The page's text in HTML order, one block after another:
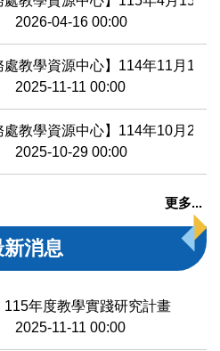
2026-04-16 00:00
處教學資源中心】114年11月10
2025-11-11 00:00
處教學資源中心】114年10月21
2025-10-29 00:00
更多...
消息
115年度教學實踐研究計畫
2025-11-11 00:00